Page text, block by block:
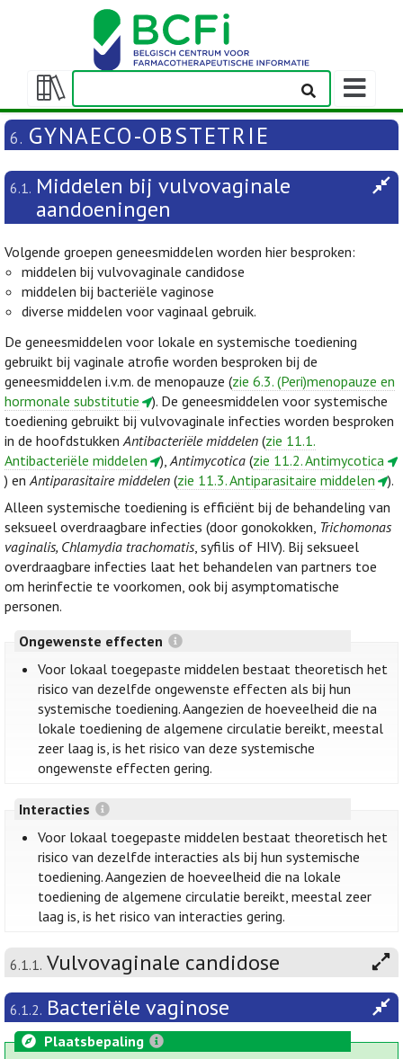
Weergeven/verbergen
inhoudstafel
6. GYNAECO-OBSTETRIE
6.1. Middelen bij vulvovaginale
aandoeningen
Volgende groepen geneesmiddelen worden hier besproken:
middelen bij vulvovaginale candidose
middelen bij bacteriële vaginose
diverse middelen voor vaginaal gebruik.
De geneesmiddelen voor lokale en systemische toediening
gebruikt bij vaginale atrofie worden besproken bij de
geneesmiddelen i.v.m. de menopauze (zie 6.3. (Peri)menopauze en
hormonale substitutie
). De geneesmiddelen voor systemische
toediening gebruikt bij vulvovaginale infecties worden besproken
in de hoofdstukkenAntibacteriële middelen (zie 11.1.
Antibacteriële middelen
),Antimycotica (zie 11.2. Antimycotica
) enAntiparasitaire middelen (zie 11.3. Antiparasitaire middelen
).
Alleen systemische toediening is efficiënt bij de behandeling van
seksueel overdraagbare infecties (door gonokokken, Trichomonas
vaginalis, Chlamydia trachomatis, syfilis of HIV). Bij seksueel
overdraagbare infecties laat het behandelen van partners toe
om herinfectie te voorkomen, ook bij asymptomatische
personen.
Ongewenste effecten
Voor lokaal toegepaste middelen bestaat theoretisch het
risico van dezelfde ongewenste effecten als bij hun
systemische toediening. Aangezien de hoeveelheid die na
lokale toediening de algemene circulatie bereikt, meestal
zeer laag is, is het risico van deze systemische
ongewenste effecten gering.
Interacties
Voor lokaal toegepaste middelen bestaat theoretisch het
risico van dezelfde interacties als bij hun systemische
toediening. Aangezien de hoeveelheid die na lokale
toediening de algemene circulatie bereikt, meestal zeer
laag is, is het risico van interacties gering.
6.1.1. Vulvovaginale candidose
6.1.2. Bacteriële vaginose
Plaatsbepaling